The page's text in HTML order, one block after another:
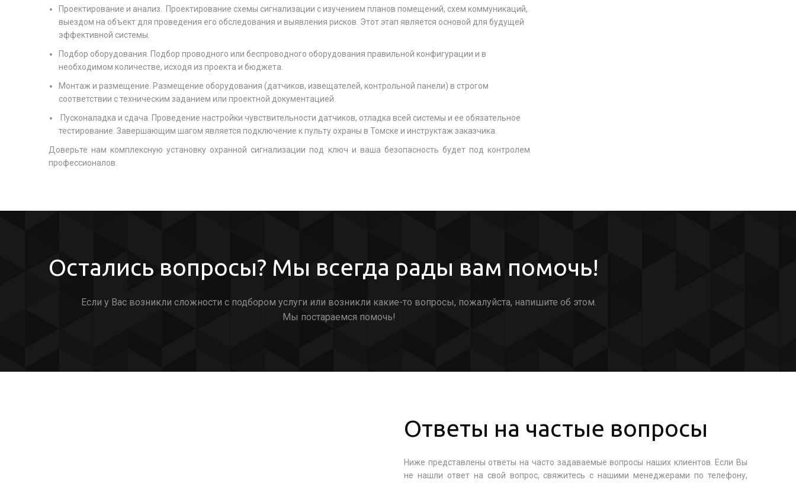
Проектирование и анализ.
Проектирование схемы сигнализации с изучением планов помещений, схем коммуникаций,
выездом на объект для проведения его обследования и выявления рисков. Этот этап является основой для будущей
эффективной системы.
Подбор оборудования. Подбор проводного или беспроводного оборудования правильной конфигурации и в
необходимом количестве, исходя из проекта и бюджета.
Монтаж и размещение. Размещение оборудования (датчиков, извещателей, контрольной панели) в строгом
соответствии с техническим заданием или проектной документацией.
Пусконаладка и сдача. Проведение настройки чувствительности датчиков, отладка всей системы и ее обязательное
тестирование. Завершающим шагом является подключение к пульту охраны в Томске и инструктаж заказчика.
Доверьте нам комплексную установку охранной сигнализации под ключ и ваша безопасность будет под контролем
профессионалов.
Остались вопросы? Мы всегда рады вам помочь!
Если у Вас возникли сложности с подбором услуги или возникли какие-то вопросы, пожалуйста, напишите об этом.
Мы постараемся помочь!
Ответы на частые вопросы
Ниже представлены ответы на часто задаваемые вопросы наших клиентов. Если Вы
не нашли ответ на свой вопрос, свяжитесь с нашими менеджерами по телефону,